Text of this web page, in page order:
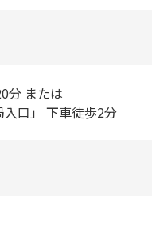
分 または
入口」 下車徒歩2分